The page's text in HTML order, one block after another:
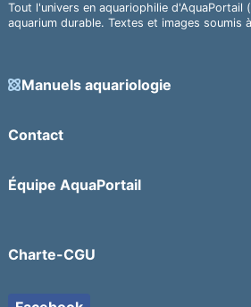
Tout l'univers en aquariophilie
aquarium durable. Textes et images soumis
Manuels aquariologie
Contact
Équipe AquaPortail
Charte-CGU